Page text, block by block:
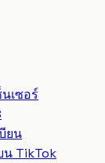
นเซอร์
ยน
น TikTok